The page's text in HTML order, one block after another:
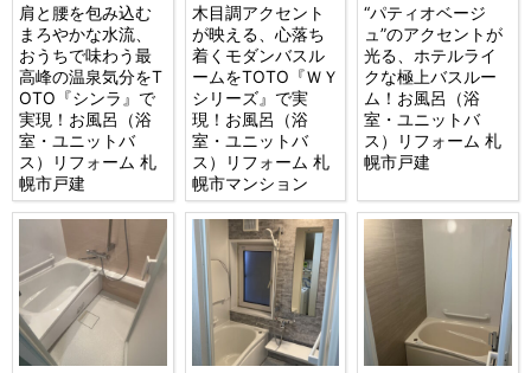
肩と腰を包み込む
まろやかな水流、
おうちで味わう最
高峰の温泉気分をT
OTO『シンラ』で
実現！お風呂（浴
室・ユニットバ
ス）リフォーム 札
幌市戸建
木目調アクセント
が映える、心落ち
着くモダンバスル
ームをTOTO『ＷＹ
シリーズ』で実
現！お風呂（浴
室・ユニットバ
ス）リフォーム 札
幌市マンション
“パティオベージ
ュ”のアクセントが
光る、ホテルライ
クな極上バスルー
ム！お風呂（浴
室・ユニットバ
ス）リフォーム 札
幌市戸建